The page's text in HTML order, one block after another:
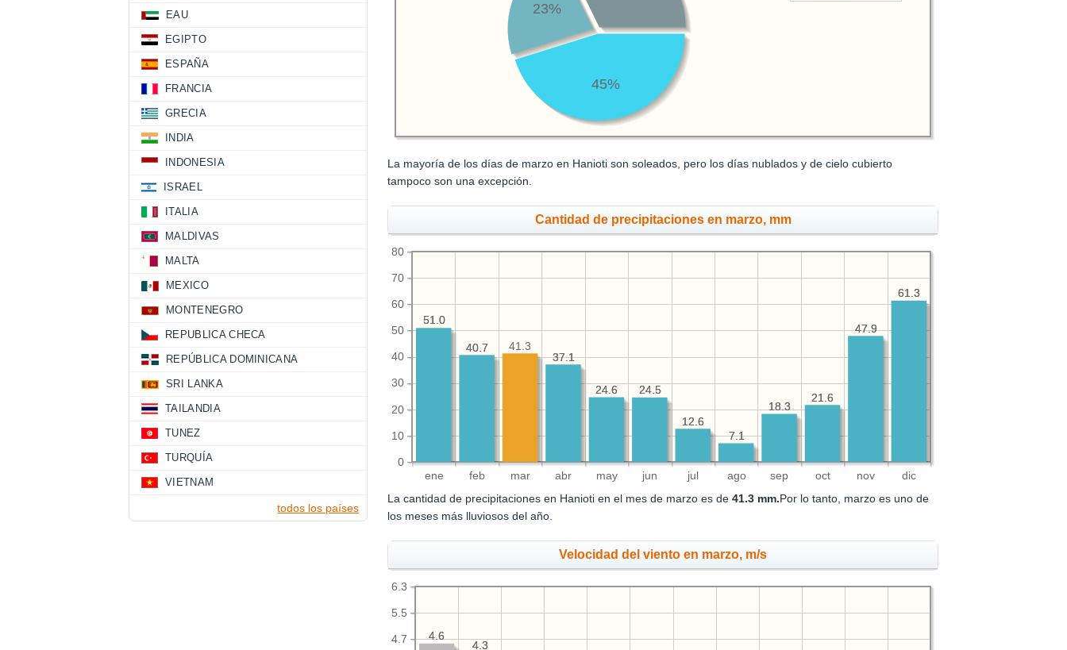
45%
23%
La mayoría de los días de marzo en Hanioti son soleados, pero los días nublados y de cielo cubierto
tampoco son una excepción.
Cantidad de precipitaciones en marzo, mm
ene feb mar abr may jun jul ago sep oct nov dic
0
10
20
30
40
50
60
70
80
61.3
47.9
21.6
18.3
7.1
12.6
24.5
24.6
37.1
40.7
51.0
61.3
47.9
21.6
18.3
7.1
12.6
24.5
24.6
37.1
41.3
40.7
51.0
La cantidad de precipitaciones en Hanioti en el mes de marzo es de41.3 mm.Por lo tanto, marzo es uno de
los meses más lluviosos del año.
Velocidad del viento en marzo, m/s
4.7
5.5
6.3
4.3
4.6
4.3
4.6
EAU
EGIPTO
ESPAÑA
FRANCIA
GRECIA
INDIA
INDONESIA
ISRAEL
ITALIA
MALDIVAS
MALTA
MEXICO
MONTENEGRO
REPUBLICA CHECA
REPÚBLICA DOMINICANA
SRI LANKA
TAILANDIA
TUNEZ
TURQUÍA
VIETNAM
todos los países